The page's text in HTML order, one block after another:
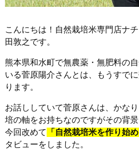
こんにちは！自然栽培米専門店ナ
田敦之です。
熊本県和水町で無農薬・無肥料の
いる菅原陽介さんとは、もうすで
ります。
お話ししていて菅原さんは、かな
培の軸をお持ちなのですがその背景
今回改めて
「自然栽培米を作り始
タビューをしました。